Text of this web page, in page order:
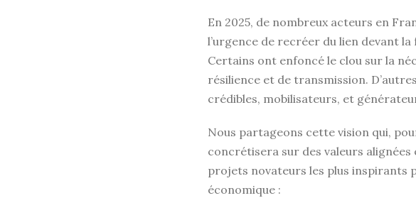
En 2025, de nombreux acteurs en
l’urgence de recréer du lien devant
Certains ont enfoncé le clou sur la
résilience et de transmission.
crédibles, mobilisateurs, et
Nous partageons cette vision qui,
concrétisera sur des valeurs alignées
projets novateurs les plus inspirants
économique :